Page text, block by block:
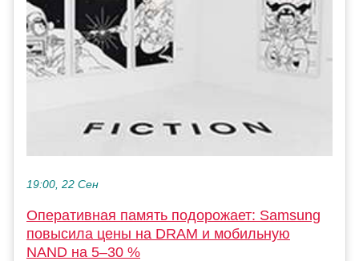
19:00, 22 Сен
Оперативная память подорожает: Samsung
повысила цены на DRAM и мобильную
NAND на 5–30 %